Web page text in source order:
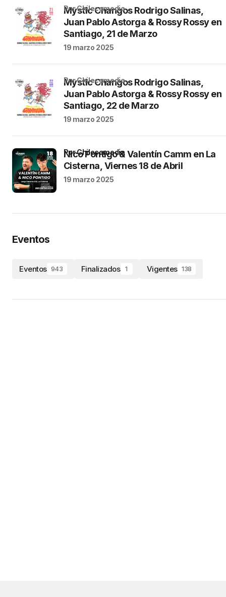
Mystic Changos Rodrigo Salinas,
Juan Pablo Astorga & Rossy Rossy en
Santiago, 21 de Marzo
por Chilecomedia
19 marzo 2025
Mystic Changos Rodrigo Salinas,
Juan Pablo Astorga & Rossy Rossy en
Santiago, 22 de Marzo
por Chilecomedia
19 marzo 2025
Nico Pontigo & Valentín Camm en La
Cisterna, Viernes 18 de Abril
por Chilecomedia
19 marzo 2025
Eventos
Eventos 943 Finalizados 1 Vigentes 138